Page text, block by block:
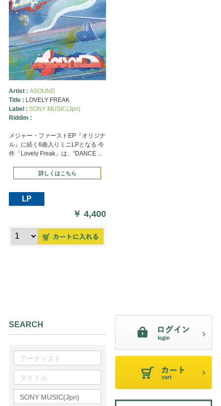
Artist : ASOUND
Title : LOVELY FREAK
Label : SONY MUSIC(Jpn)
Riddim :
メジャー・ファーストEP『オリジナ
ル』に続く6曲入りミニLPとなる 今
作「Lovely Freak」は、“DANCE ...
詳しくはこちら
￥4,400
SEARCH